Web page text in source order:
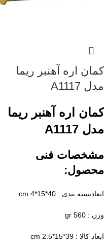
کمان اره آهنبر ریما
مدل A1117
کمان اره آهنبر ریما
مدل A1117
مشخصات فنی
محصول:
ابعادبسته بندی : 40*15*4 cm
وزن : 560 gr
ابعاد کالا : 39*15*2.5 cm